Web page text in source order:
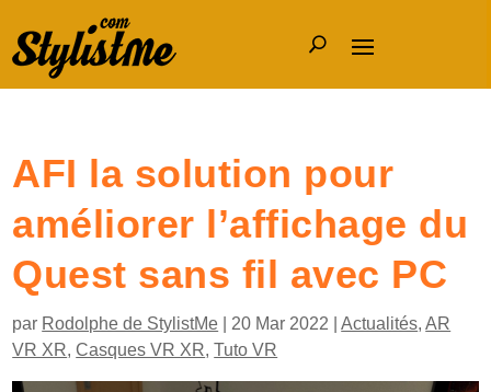
AFI la solution pour
améliorer l’affichage du
Quest sans fil avec PC
par Rodolphe de StylistMe 20 Mar 2022 |Actualités,AR
VR XR,Casques VR XR,Tuto VR